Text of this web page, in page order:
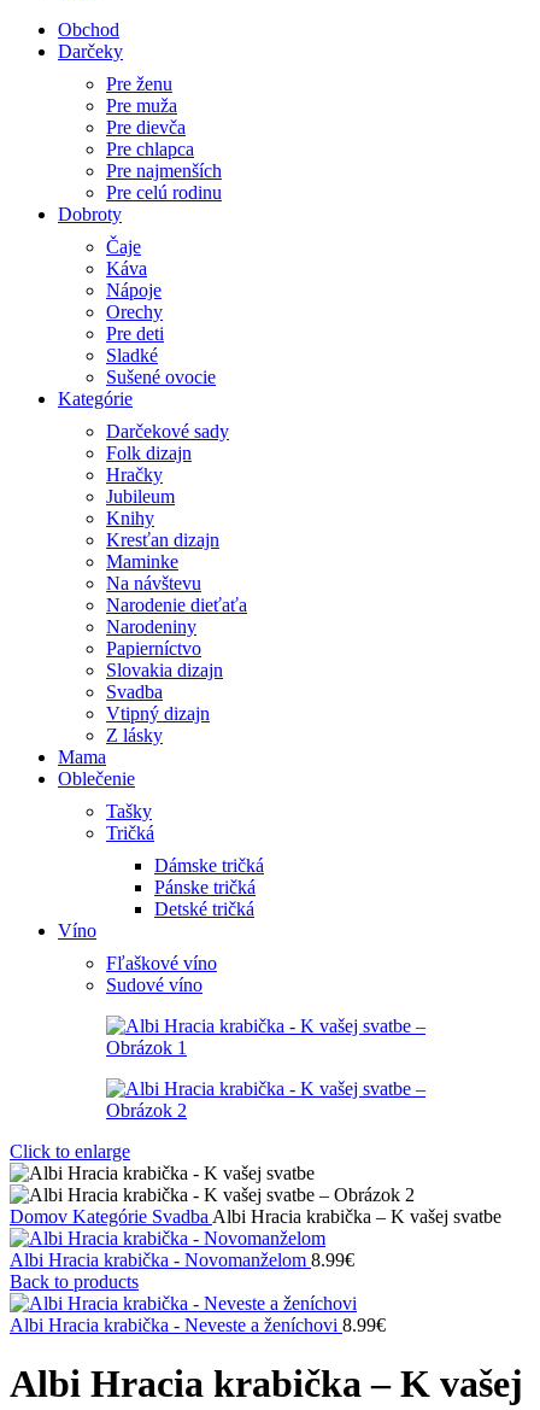
Obchod
Darčeky
Pre ženu
Pre muža
Pre dievča
Pre chlapca
Pre najmenších
Pre celú rodinu
Dobroty
Čaje
Káva
Nápoje
Orechy
Pre deti
Sladké
Sušené ovocie
Kategórie
Darčekové sady
Folk dizajn
Hračky
Jubileum
Knihy
Kresťan dizajn
Maminke
Na návštevu
Narodenie dieťaťa
Narodeniny
Papierníctvo
Slovakia dizajn
Svadba
Vtipný dizajn
Z lásky
Mama
Oblečenie
Tašky
Tričká
Dámske tričká
Pánske tričká
Detské tričká
Víno
Fľaškové víno
Sudové víno
Click to enlarge
Domov Kategórie Svadba Albi Hracia krabička – K vašej svatbe
Albi Hracia krabička - Novomanželom 8.99€
Back to products
Albi Hracia krabička - Neveste a ženíchovi 8.99€
Albi Hracia krabička – K vašej